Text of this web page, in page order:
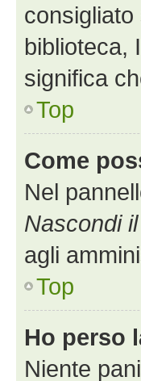
biblioteca,
significa
Top
Come
Nel
Nascondi
agli
Top
Ho perso
Niente